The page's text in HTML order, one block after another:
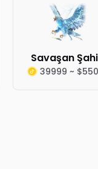
Savaşan
39999 ~